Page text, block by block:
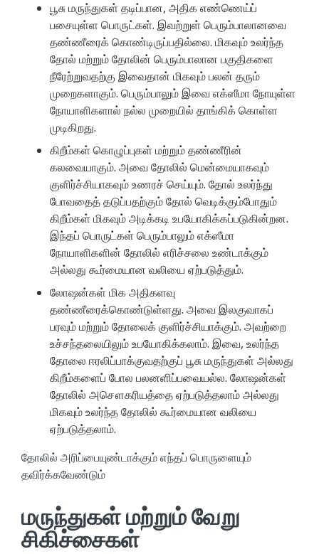
பூசு மருந்துகள் தடிப்பான, அதிக எண்ணெய்ப்
பசையுள்ள பொருட்கள். இவற்றுள் பெரும்பாலானவை
தண்ணீரைக் கொண்டிருப்பதில்லை. மிகவும் உலர்ந்த
தோல் மற்றும் தோலின் பெரும்பாலான பகுதிகளை
நீரேற்றுவதற்கு இவைதான் மிகவும் பலன் தரும்
முறைகளாகும். பெரும்பாலும் இவை எக்ஸீமா நோயுள்ள
நோயாளிகளால் நல்ல முறையில் தாங்கிக் கொள்ள
முடிகிறது.
கிறீம்கள் கொழுப்புகள் மற்றும் தண்ணீரின்
கலவையாகும். அவை தோலில் மென்மையாகவும்
குளிர்ச்சியாகவும் உணரச் செய்யும். தோல் உலர்ந்து
போவதைத் தடுப்பதற்கும் தோல் வெடிக்கும்போதும்
கிறீம்கள் மிகவும் அடிக்கடி உபயோகிக்கப்படுகின்றன.
இந்தப் பொருட்கள் பெரும்பாலும் எக்ஸீமா
நோயாளிகளின் தோலில் எரிச்சலை உண்டாக்கும்
அல்லது கூர்மையான வலியை ஏற்படுத்தும்.
லோஷன்கள் மிக அதிகளவு
தண்ணீரைக்கொண்டுள்ளது. அவை இலகுவாகப்
பரவும் மற்றும் தோலைக் குளிர்ச்சியாக்கும். அவற்றை
உச்சந்தலையிலும் உபயோகிக்கலாம். இவை, உலர்ந்த
தோலை ஈரலிப்பாக்குவதற்குப் பூசு மருந்துகள் அல்லது
கிறீம்களைப் போல பலனளிப்பவையல்ல. லோஷன்கள்
தோலில் அசௌகரியத்தை ஏற்படுத்தலாம் அல்லது
மிகவும் உலர்ந்த தோலில் கூர்மையான வலியை
ஏற்படுத்தலாம்.
தோலில் அரிப்பையுண்டாக்கும் எந்தப் பொருளையும்
தவிர்க்கவேண்டும்
மருந்துகள் மற்றும் வேறு
சிகிச்சைகள்